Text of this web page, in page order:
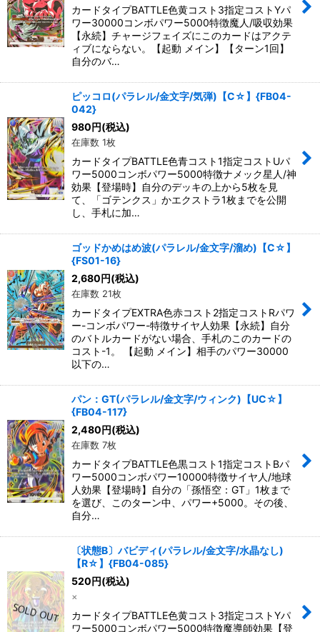
カードタイプBATTLE色黄コスト3指定コストYパ
ワー30000コンボパワー5000特徴魔人/吸収効果
【永続】チャージフェイズにこのカードはアクテ
ィブにならない。【起動 メイン】【ターン1回】
自分のバ…
ピッコロ(パラレル/金文字/気弾)【C☆】{FB04-
042}
980 円(税込)
在庫数 1枚
カードタイプBATTLE色青コスト1指定コストUパ
ワー5000コンボパワー5000特徴ナメック星人/神
効果【登場時】自分のデッキの上から5枚を見
て、「ゴテンクス」かエクストラ1枚までを公開
し、手札に加…
ゴッドかめはめ波(パラレル/金文字/溜め)【C☆】
{FS01-16}
2,680 円(税込)
在庫数 21枚
カードタイプEXTRA色赤コスト2指定コストRパワ
ー-コンボパワー-特徴サイヤ人効果【永続】自分
のバトルカードがない場合、手札のこのカードの
コスト-1。 【起動 メイン】相手のパワー30000
以下の…
パン：GT(パラレル/金文字/ウィンク)【UC☆】
{FB04-117}
2,480 円(税込)
在庫数 7枚
カードタイプBATTLE色黒コスト1指定コストBパ
ワー5000コンボパワー10000特徴サイヤ人/地球
人効果【登場時】自分の「孫悟空：GT」1枚まで
を選び、このターン中、パワー+5000。その後、
自分…
〔状態B〕バビディ(パラレル/金文字/水晶なし)
【R☆】{FB04-085}
520 円(税込)
×
カードタイプBATTLE色黄コスト3指定コストYパ
ワー5000コンボパワー5000特徴魔導師効果【登